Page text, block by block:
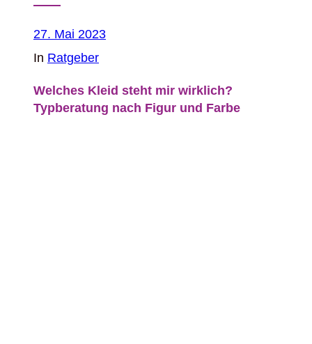
27. Mai 2023
In Ratgeber
Welches Kleid steht mir wirklich?
Typberatung nach Figur und Farbe